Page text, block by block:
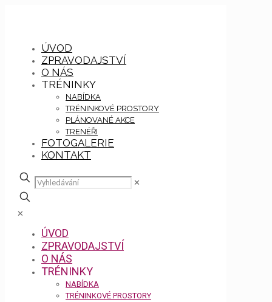
ÚVOD
ZPRAVODAJSTVÍ
O NÁS
TRÉNINKY
NABÍDKA
TRÉNINKOVÉ PROSTORY
PLÁNOVANÉ AKCE
TRENÉŘI
FOTOGALERIE
KONTAKT
✕
✕
ÚVOD
ZPRAVODAJSTVÍ
O NÁS
TRÉNINKY
NABÍDKA
TRÉNINKOVÉ PROSTORY